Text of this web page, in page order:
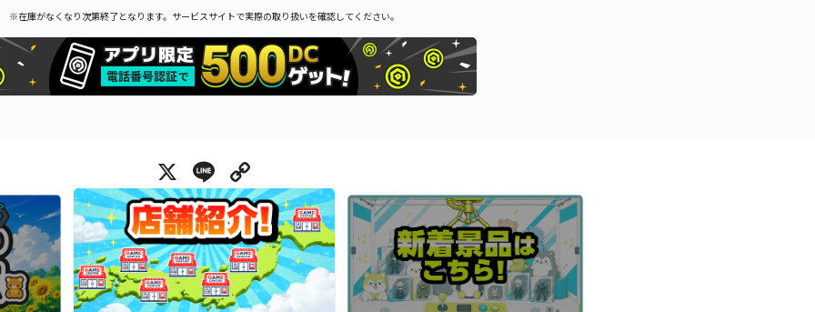
※在庫がなくなり次第終了となります。サービスサイトで実際の取り扱いを確認してください。
X Line